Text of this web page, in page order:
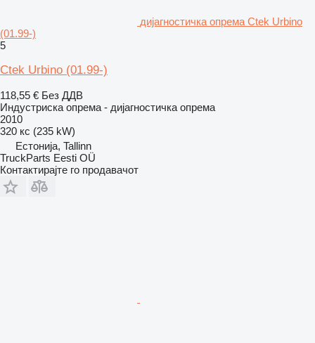
дијагностичка опрема Ctek Urbino
(01.99-)
5
Ctek Urbino (01.99-)
118,55 € Без ДДВ
Индустриска опрема - дијагностичка опрема
2010
320 кс (235 kW)
Естонија, Tallinn
TruckParts Eesti OÜ
Контактирајте го продавачот